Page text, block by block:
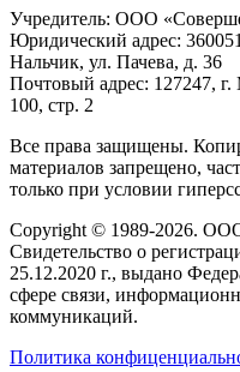
Учредитель: ООО
Юридический адрес:
Нальчик, ул. Пачева, д. 36
Почтовый адрес: 127247,
100, стр. 2
Все права защищены.
материалов запрещено,
только при условии
Copyright © 1989-2026.
Свидетельство о
25.12.2020 г., выдано
сфере связи,
коммуникаций.
Политика